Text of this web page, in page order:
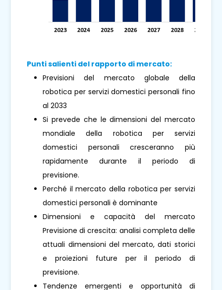
Punti salienti del rapporto di mercato:
Previsioni del mercato globale della
robotica per servizi domestici personali fino
al 2033
Si prevede che le dimensioni del mercato
mondiale della robotica per servizi
domestici personali cresceranno più
rapidamente durante il periodo di
previsione.
Perché il mercato della robotica per servizi
domestici personali è dominante
Dimensioni e capacità del mercato
Previsione di crescita: analisi completa delle
attuali dimensioni del mercato, dati storici
e proiezioni future per il periodo di
previsione.
Tendenze emergenti e opportunità di